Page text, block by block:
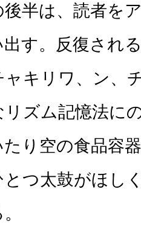
半は、読者を
す。反復され
ャキリワ、ン、
リズム記憶法に
たり空の食品容
つ太鼓がほし